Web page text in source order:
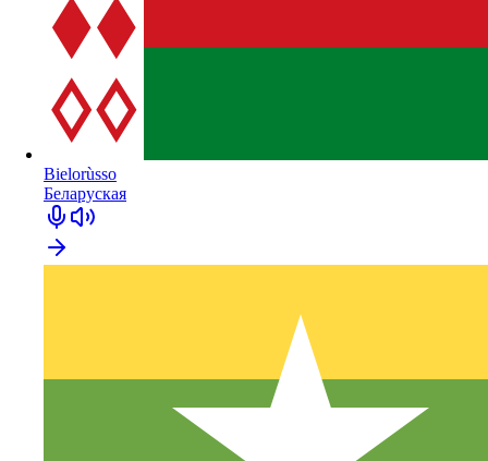
Bielorùsso
Беларуская